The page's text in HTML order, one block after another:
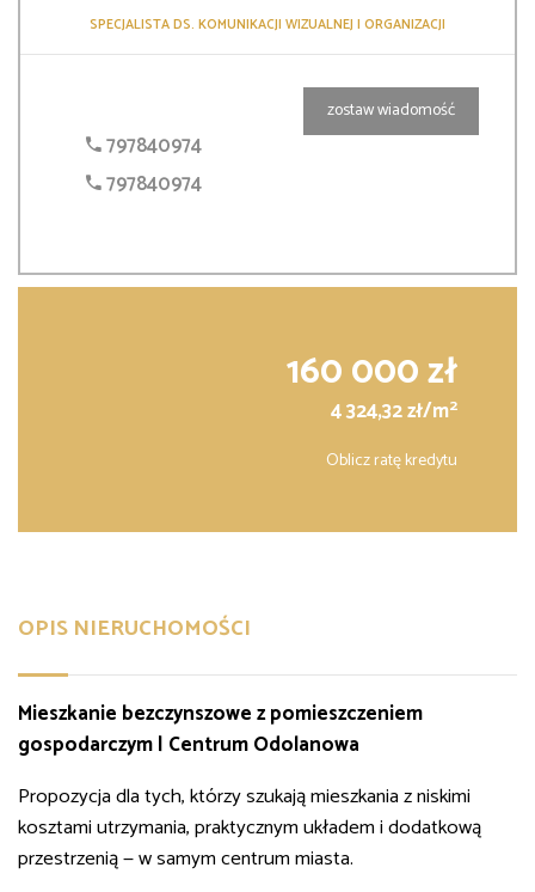
SPECJALISTA DS. KOMUNIKACJI WIZUALNEJ I ORGANIZACJI
797840974
797840974
zostaw wiadomość
160 000 zł
4 324,32 zł/m2
Oblicz ratę kredytu
OPIS NIERUCHOMOŚCI
Mieszkanie bezczynszowe z pomieszczeniem
gospodarczym | Centrum Odolanowa
Propozycja dla tych, którzy szukają mieszkania z niskimi
kosztami utrzymania, praktycznym układem i dodatkową
przestrzenią — w samym centrum miasta.